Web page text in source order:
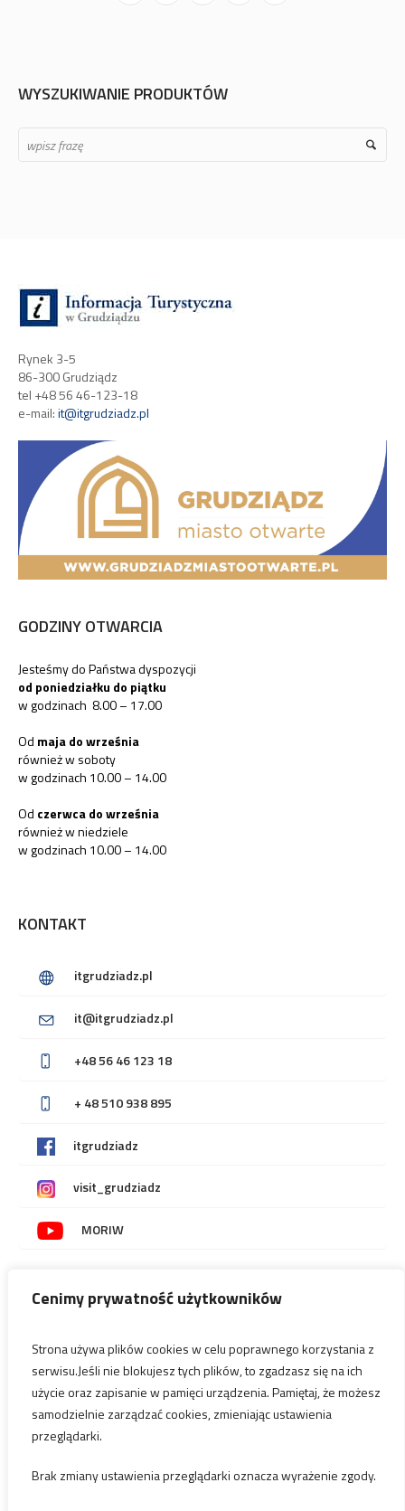
Cenimy prywatność użytkowników
Strona używa plików cookies w celu poprawnego korzystania z
serwisu.Jeśli nie blokujesz tych plików, to zgadzasz się na ich
użycie oraz zapisanie w pamięci urządzenia. Pamiętaj, że możesz
samodzielnie zarządzać cookies, zmieniając ustawienia
przeglądarki.
Brak zmiany ustawienia przeglądarki oznacza wyrażenie zgody.
WYSZUKIWANIE PRODUKTÓW
Rynek 3-5
86-300 Grudziądz
tel +48 56 46-123-18
e-mail:it@itgrudziadz.pl
GODZINY OTWARCIA
Jesteśmy do Państwa dyspozycji
od poniedziałku do piątku
w godzinach 8.00 – 17.00
Od maja do września
również w soboty
w godzinach 10.00 – 14.00
Od czerwca do września
również w niedziele
w godzinach 10.00 – 14.00
KONTAKT
itgrudziadz.pl
it@itgrudziadz.pl
+48 56 46 123 18
+ 48 510 938 895
itgrudziadz
visit_grudziadz
MORIW
PRZYDATNE LINKI
Deklaracja dostępności
Regulamin sklepu internetowego
Oświadczenie o odstąpieniu od umowy zawartej na odległóść lub
poza lokalem przedsiębiorstwa